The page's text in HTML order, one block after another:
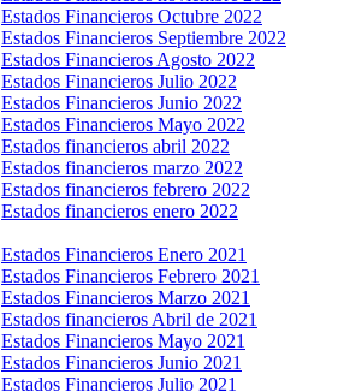
Estados Financieros Octubre 2022
Estados Financieros Septiembre 2022
Estados Financieros Agosto 2022
Estados Financieros Julio 2022
Estados Financieros Junio 2022
Estados Financieros Mayo 2022
Estados financieros abril 2022
Estados financieros marzo 2022
Estados financieros febrero 2022
Estados financieros enero 2022
Estados Financieros Enero 2021
Estados Financieros Febrero 2021
Estados Financieros Marzo 2021
Estados financieros Abril de 2021
Estados Financieros Mayo 2021
Estados Financieros Junio 2021
Estados Financieros Julio 2021